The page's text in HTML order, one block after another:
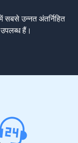
सबसे उन्नत अंतर्निहित
हैं।